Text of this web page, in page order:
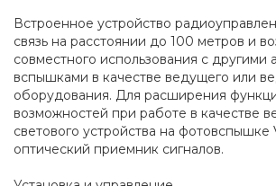
Встроенное устройство
связь на расстоянии до 100 метров и
совместного использования с другими
вспышками в качестве ведущего или
оборудования. Для расширения
возможностей при работе в качестве
светового устройства на фотовспышке
оптический приемник сигналов.